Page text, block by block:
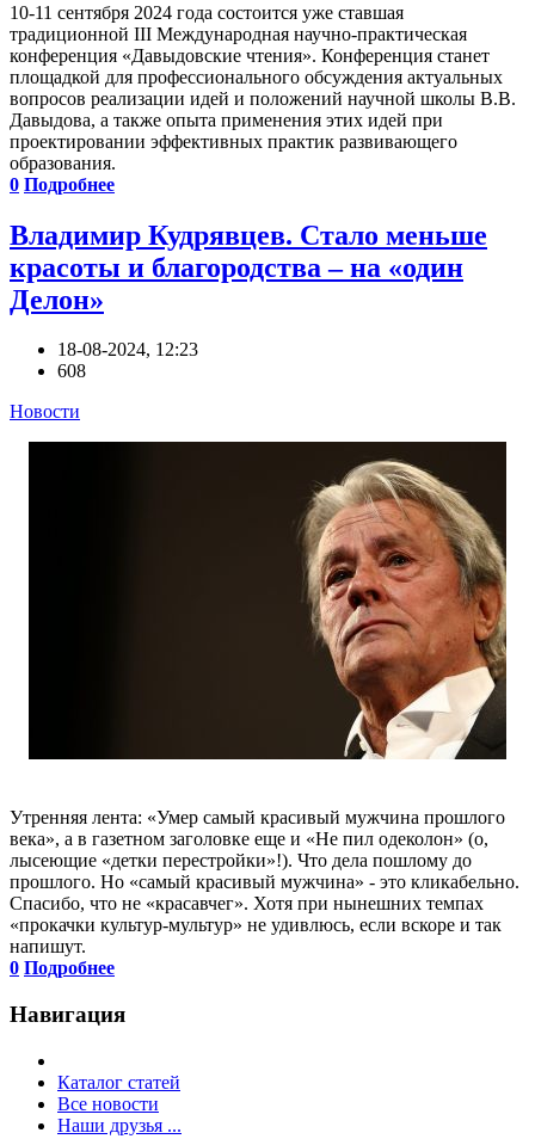
10-11 сентября 2024 года состоится уже ставшая
традиционной III Международная научно-практическая
конференция «Давыдовские чтения». Конференция станет
площадкой для профессионального обсуждения актуальных
вопросов реализации идей и положений научной школы В.В.
Давыдова, а также опыта применения этих идей при
проектировании эффективных практик развивающего
образования.
0 Подробнее
Владимир Кудрявцев. Стало меньше
красоты и благородства – на «один
Делон»
18-08-2024, 12:23
608
Новости
Утренняя лента: «Умер самый красивый мужчина прошлого
века», а в газетном заголовке еще и «Не пил одеколон» (о,
лысеющие «детки перестройки»!). Что дела пошлому до
прошлого. Но «самый красивый мужчина» - это кликабельно.
Спасибо, что не «красавчег». Хотя при нынешних темпах
«прокачки культур-мультур» не удивлюсь, если вскоре и так
напишут.
0 Подробнее
Навигация
Каталог статей
Все новости
Наши друзья ...